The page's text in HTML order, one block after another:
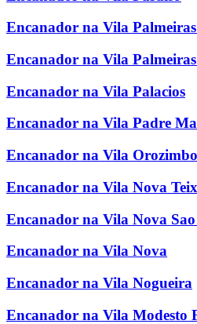
Encanador na Vila
Encanador na Vila
Encanador na Vila Palacios
Encanador na Vila Padre
Encanador na Vila
Encanador na Vila Nova
Encanador na Vila Nova Sao
Encanador na Vila Nova
Encanador na Vila Nogueira
Encanador na Vila Modesto